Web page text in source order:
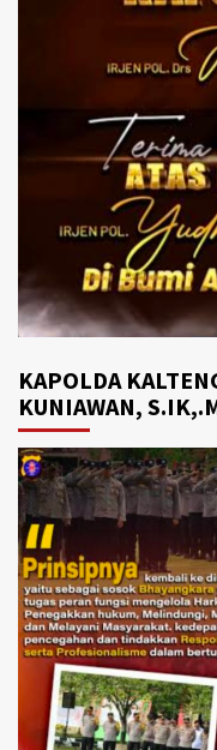
KAPOLDA
KUNIAWAN,